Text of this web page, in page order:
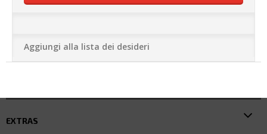
Aggiungi alla lista dei desideri
EXTRAS